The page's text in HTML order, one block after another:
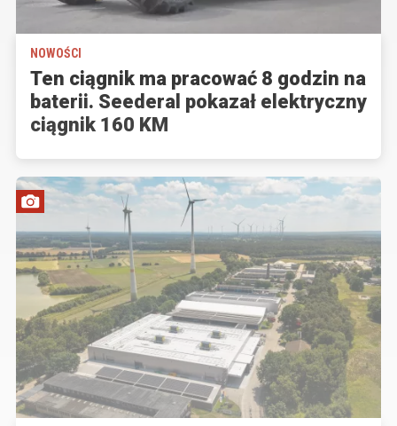
NOWOŚCI
Ten ciągnik ma pracować 8 godzin na
baterii. Seederal pokazał elektryczny
ciągnik 160 KM